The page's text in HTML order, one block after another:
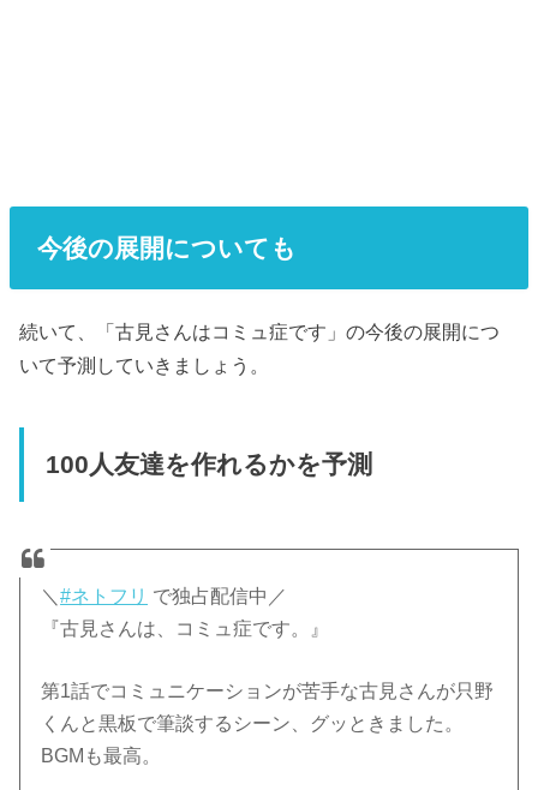
今後の展開についても
続いて、「古見さんはコミュ症です」の今後の展開につ
いて予測していきましょう。
100人友達を作れるかを予測
＼#ネトフリ で独占配信中／
『古見さんは、コミュ症です。』
第1話でコミュニケーションが苦手な古見さんが只野
くんと黒板で筆談するシーン、グッときました。
BGMも最高。